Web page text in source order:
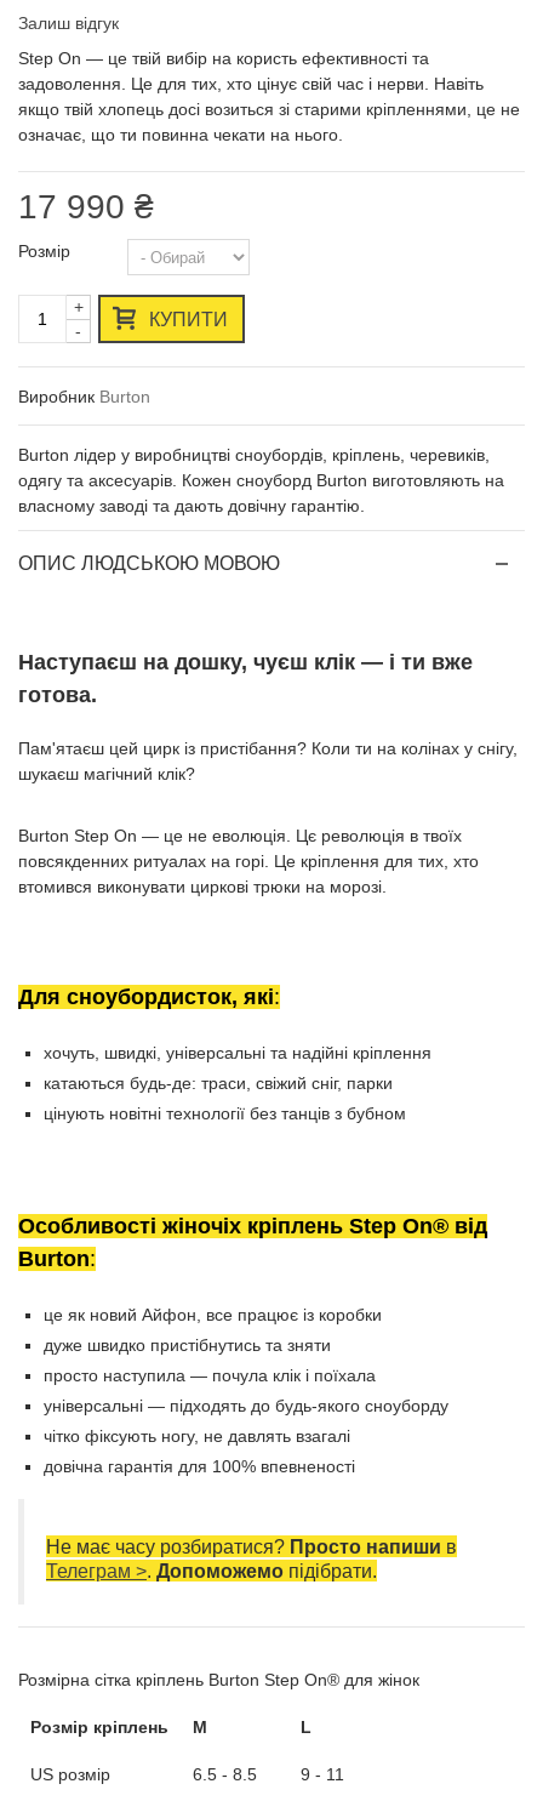
Залиш відгук
Step On — це твій вибір на користь ефективності та
задоволення. Це для тих, хто цінує свій час і нерви. Навіть
якщо твій хлопець досі возиться зі старими кріпленнями, це не
означає, що ти повинна чекати на нього.
17 990 ₴
Розмір
-
+
КУПИТИ
Виробник Burton
Burton лідер у виробництві сноубордів, кріплень, черевиків,
одягу та аксесуарів. Кожен сноуборд Burton виготовляють на
власному заводі та дають довічну гарантію.
ОПИС ЛЮДСЬКОЮ МОВОЮ
Наступаєш на дошку, чуєш клік — і ти вже
готова.
Пам'ятаєш цей цирк із пристібання? Коли ти на колінах у снігу,
шукаєш магічний клік?
Burton Step On — це не еволюція. Цє революція в твоїх
повсякденних ритуалах на горі. Це кріплення для тих, хто
втомився виконувати циркові трюки на морозі.
Для сноубордисток, які:
хочуть, швидкі, універсальні та надійні кріплення
катаються будь-де: траси, свіжий сніг, парки
цінують новітні технології без танців з бубном
Особливості жіночіх кріплень Step On® від
Burton:
це як новий Айфон, все працює із коробки
дуже швидко пристібнутись та зняти
просто наступила — почула клік і поїхала
універсальні — підходять до будь-якого сноуборду
чітко фіксують ногу, не давлять взагалі
довічна гарантія для 100% впевненості
Не має часу розбиратися? Просто напиши в
Телеграм >. Допоможемо підібрати.
Розмірна сітка кріплень Burton Step On® для жінок
Розмір кріплень M L
US розмір 6.5 - 8.5 9 - 11